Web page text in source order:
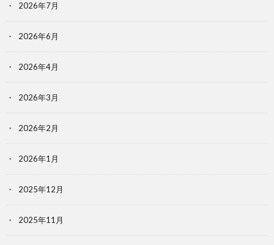
2026年7月
2026年6月
2026年4月
2026年3月
2026年2月
2026年1月
2025年12月
2025年11月